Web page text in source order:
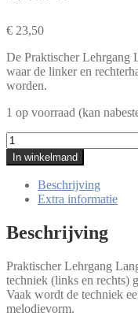
€ 23,50
De Praktischer Lehrgang
waar de linker en
worden.
1 op voorraad (kan
Langin
Praktischer
Lehrgang
deel
aantal
In winkelmand
Beschrijving
Extra informatie
Beschrijving
Praktischer Lehrgang
techniek (links en rechts)
Vaak wordt de techniek
melodievorm.